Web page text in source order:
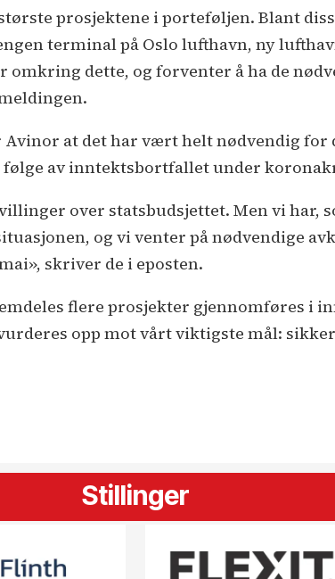
prosjektene i porteføljen. Blant
terminal på Oslo lufthavn, ny
omkring dette, og forventer å ha de
at det har vært helt nødvendig for
av inntektsbortfallet under
over statsbudsjettet. Men vi har,
og vi venter på nødvendige
skriver de i eposten.
flere prosjekter gjennomføres i
opp mot vårt viktigste mål:
Stillinger